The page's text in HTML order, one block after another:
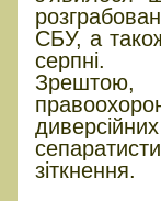
СБУ, а
серпні.
зіткнення.